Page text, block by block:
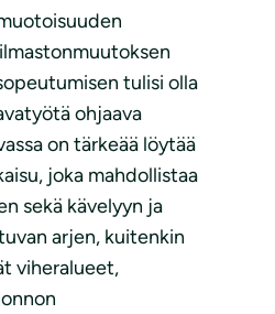
tulisi olla
ohjaava
on tärkeää löytää
joka mahdollistaa
sekä kävelyyn ja
arjen, kuitenkin
viheralueet,